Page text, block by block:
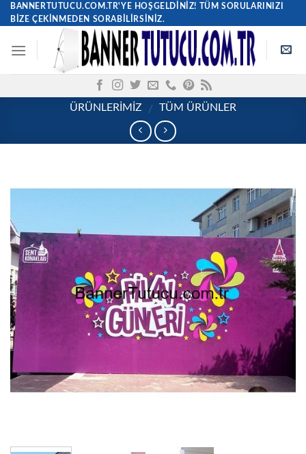
Skip
to
BANNERTUTUCU.COM.TR'YE HOŞGELDINIZ! TÜM SORULARINIZI
BIZE ÇEKINMEDEN SORABILIRSINIZ.
ÜRÜNLERİMİZ / TÜM ÜRÜNLER